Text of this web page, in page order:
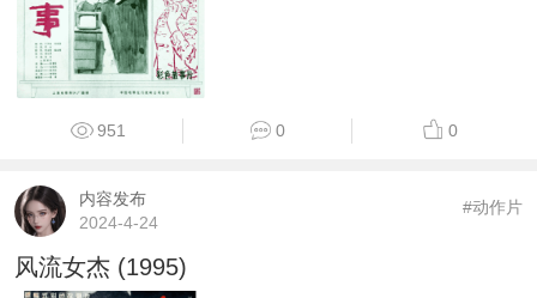
951 0 0
内容发布
2024-4-24
#动作片
风流女杰 (1995)